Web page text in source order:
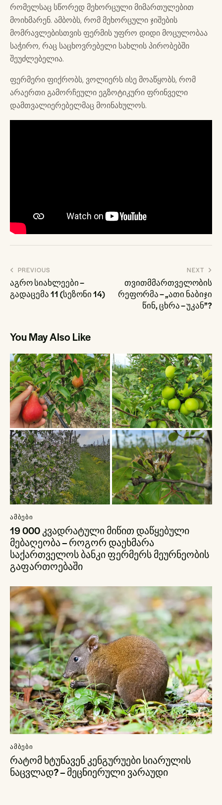
რომელსაც სწორედ მეხორცული მიმართულებით
მოიხმარენ. ამბობს, რომ მეხორცული ჯიშების
მომრავლებისთვის ფერმის უფრო დიდი მოცულობაა
საჭირო, რაც საცხოვრებელი სახლის პირობებში
შეუძლებელია.
ფერმერი ფიქრობს, ვოლიერს ისე მოაწყობს, რომ
არაერთი გამორჩეული ეგზოტიკური ფრინველი
დამთვალიერებელმაც მოინახულოს.
პოსტის
ნავიგაცია
PREVIOUS
აგრო სიახლეები –
გადაცემა 11 (სეზონი 14)
NEXT
თვითმმართველობის
რეფორმა – „ათი ნაბიჯი
წინ, ცხრა – უკან”?
You May Also Like
ᲐᲛᲑᲔᲑᲘ
19 000 კვადრატული მიწით დაწყებული
მებაღეობა – როგორ დაეხმარა
საქართველოს ბანკი ფერმერს მეურნეობის
გაფართოებაში
ᲐᲛᲑᲔᲑᲘ
რატომ ხტუნავენ კენგურუები სიარულის
ნაცვლად? – მეცნიერული ვარაუდი